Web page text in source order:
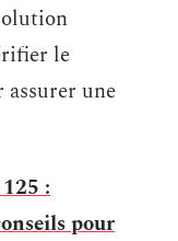
le
une
:
pour